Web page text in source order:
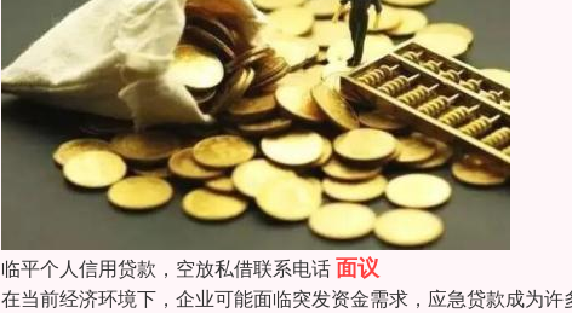
临平个人信用贷款，空放私借联系电话面议
在当前经济环境下，企业可能面临突发资金需求，应急贷款成为